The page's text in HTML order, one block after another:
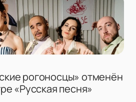
рогоносцы» отменён
«Русская песня»